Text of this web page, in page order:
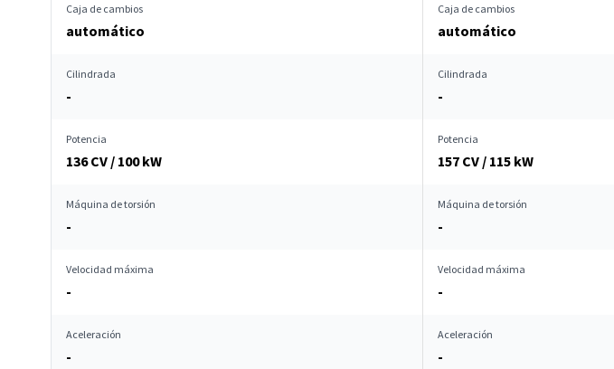
Caja de cambios
automático
Caja de cambios
automático
Cilindrada
-
Cilindrada
-
Potencia
136 CV / 100 kW
Potencia
157 CV / 115 kW
Máquina de torsión
-
Máquina de torsión
-
Velocidad máxima
-
Velocidad máxima
-
Aceleración
-
Aceleración
-